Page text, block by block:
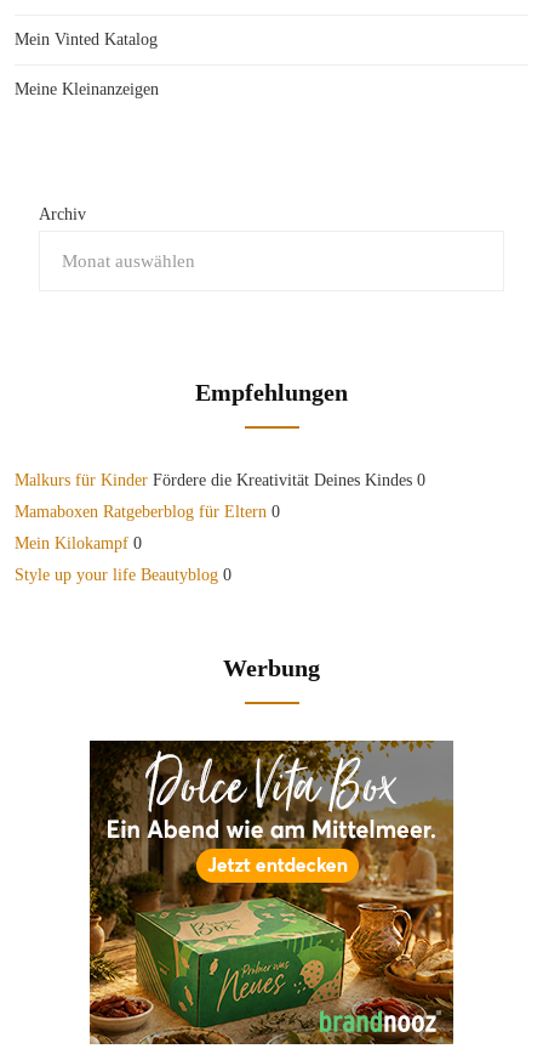
Mein Vinted Katalog
Meine Kleinanzeigen
Archiv
Empfehlungen
Malkurs für Kinder Fördere die Kreativität Deines Kindes 0
Mamaboxen Ratgeberblog für Eltern 0
Mein Kilokampf 0
Style up your life Beautyblog 0
Werbung